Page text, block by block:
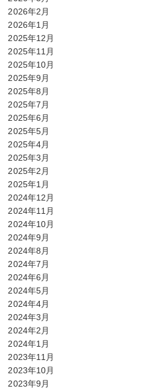
2026年2月
2026年1月
2025年12月
2025年11月
2025年10月
2025年9月
2025年8月
2025年7月
2025年6月
2025年5月
2025年4月
2025年3月
2025年2月
2025年1月
2024年12月
2024年11月
2024年10月
2024年9月
2024年8月
2024年7月
2024年6月
2024年5月
2024年4月
2024年3月
2024年2月
2024年1月
2023年11月
2023年10月
2023年9月